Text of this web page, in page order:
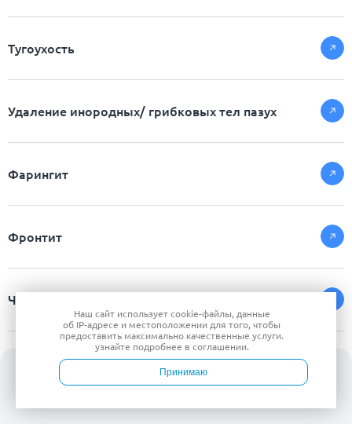
Тугоухость
Удаление инородных/ грибковых тел пазух
Фарингит
Фронтит
Чем лечить ангину у ребенка 8 лет
Чихание
Наш сайт используетcookie-файлы, данные
об IP-адресе и местоположении для того, чтобы
предоставить максимально качественные услуги.
узнайте подробнее в соглашении.
Принимаю